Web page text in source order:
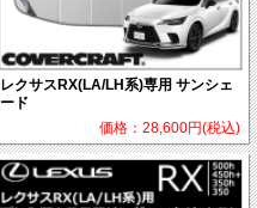
レクサスRX(LA/LH系)専用 サンシェ
ード
価格：28,600円(税込)